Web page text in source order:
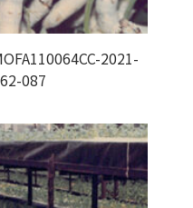
2021-
087